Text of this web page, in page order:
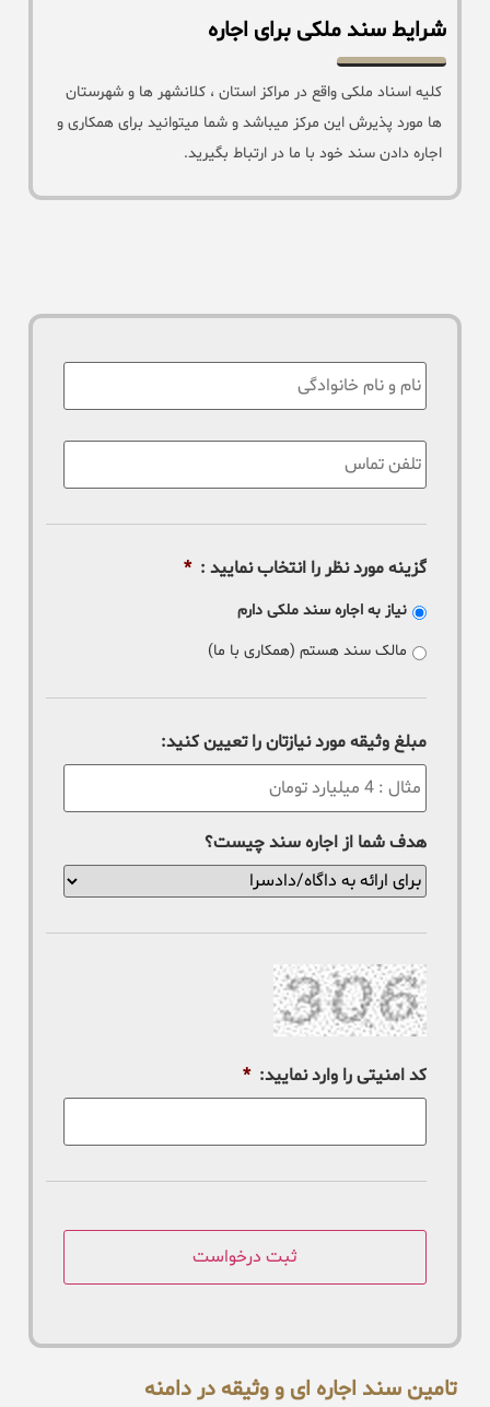
شرایط سند ملکی برای اجاره
کلیه اسناد ملکی واقع در مراکز استان ، کلانشهر ها و شهرستان
ها مورد پذیرش این مرکز میباشد و شما میتوانید برای همکاری و
اجاره دادن سند خود با ما در ارتباط بگیرید.
نام
تلفن
تماس
:
*
گزینه مورد نظر را انتخاب نمایید : *
نیاز به اجاره سند ملکی دارم
مالک سند هستم (همکاری با ما)
مبلغ وثیقه مورد نیازتان را تعیین کنید:
هدف شما از اجاره سند چیست؟
کد امنیتی را وارد نمایید: *
تامین سند اجاره ای و وثیقه در دامنه